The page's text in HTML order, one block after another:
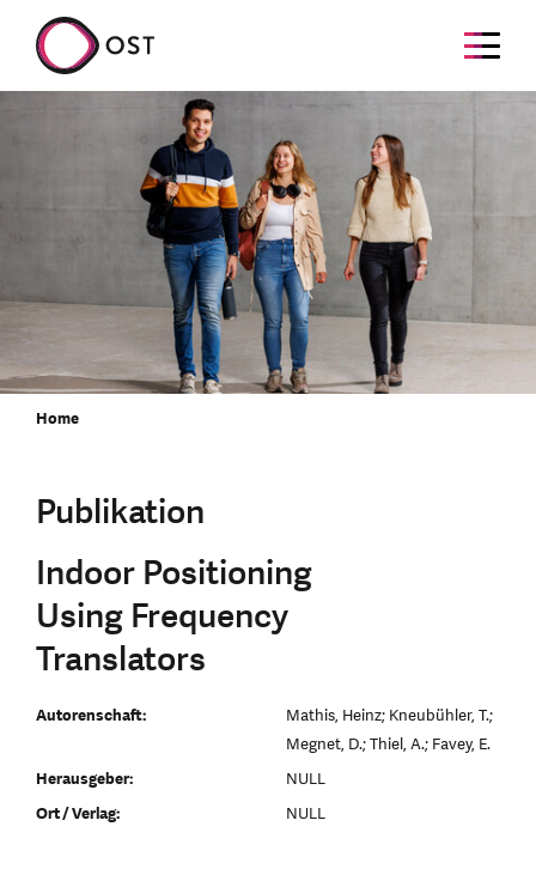
Home
Publikation
Indoor Positioning
Using Frequency
Translators
Autorenschaft:
Mathis, Heinz; Kneubühler, T.;
Megnet, D.; Thiel, A.; Favey, E.
Herausgeber:
NULL
Ort / Verlag:
NULL